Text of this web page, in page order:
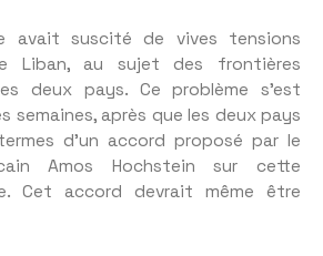
avait suscité de vives tensions
Liban, au sujet des frontières
deux pays. Ce problème s’est
semaines, après que les deux pays
d’un accord proposé par le
Amos Hochstein sur cette
Cet accord devrait même être